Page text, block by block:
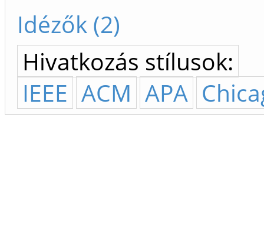
Idézők (2)
Hivatkozás stílusok:
IEEE ACM APA